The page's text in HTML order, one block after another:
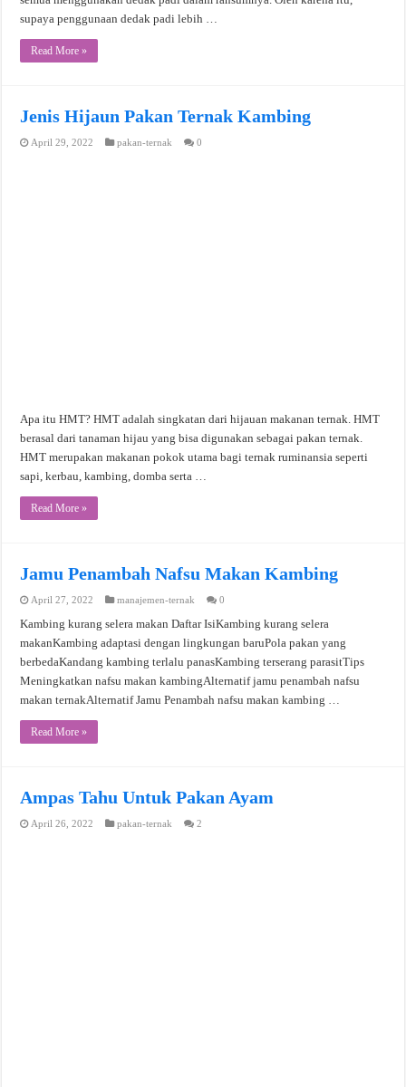
supaya penggunaan dedak padi lebih …
Read More »
Jenis Hijaun Pakan Ternak Kambing
April 29, 2022 pakan-ternak 0
Apa itu HMT? HMT adalah singkatan dari hijauan makanan ternak. HMT
berasal dari tanaman hijau yang bisa digunakan sebagai pakan ternak.
HMT merupakan makanan pokok utama bagi ternak ruminansia seperti
sapi, kerbau, kambing, domba serta …
Read More »
Jamu Penambah Nafsu Makan Kambing
April 27, 2022 manajemen-ternak 0
Kambing kurang selera makan Daftar IsiKambing kurang selera
makanKambing adaptasi dengan lingkungan baruPola pakan yang
berbedaKandang kambing terlalu panasKambing terserang parasitTips
Meningkatkan nafsu makan kambingAlternatif jamu penambah nafsu
makan ternakAlternatif Jamu Penambah nafsu makan kambing …
Read More »
Ampas Tahu Untuk Pakan Ayam
April 26, 2022 pakan-ternak 2